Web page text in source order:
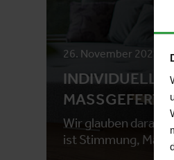
26. November 2025
INDIVIDUELLE
Wir glauben daran,
ist Stimmung,